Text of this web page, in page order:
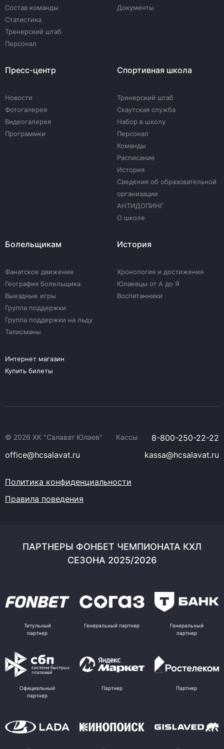
Состав команды
Статистика
Тренерский штаб
Персонал
Документы
Пресс-центр
Новости
Фотогалерея
Видеогалерея
Программки
Спортивная школа
Тренерский штаб
Скаутская служба
Набор в школу
Персонал
Команды
Расписание
История
Сведения об образовательной
организации
АНТИДОПИНГ
О школе
Болельщикам
Фанатское движение
География болельщика
Выездные игры
Группа поддержки
Группа поддержки на льду
Талисманы
История
Хронология и достижения
Юлаевцы от А до Я
Воспитанники
Интернет магазин
Купить билеты
© 2026 ХК "Салават Юлаев" Кассы
8-800-250-22-22
office@hcsalavat.ru
kassa@hcsalavat.ru
Политика конфиденциальности
Правила поведения
ПАРТНЕРЫ ФОНБЕТ ЧЕМПИОНАТА КХЛ
СЕЗОНА 2025/2026
Титульный
партнер
Генеральный партнер
Генеральный
партнер
Официальный
партнер
Партнер Партнер